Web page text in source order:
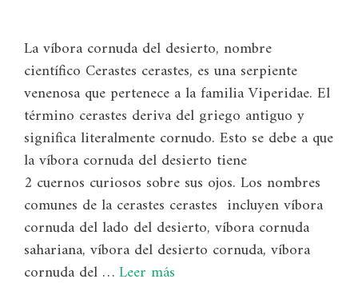
La víbora cornuda del desierto, nombre
científico Cerastes cerastes, es una serpiente
venenosa que pertenece a la familia Viperidae. El
término cerastes deriva del griego antiguo y
significa literalmente cornudo. Esto se debe a que
la víbora cornuda del desierto tiene
2 cuernos curiosos sobre sus ojos. Los nombres
comunes de la cerastes cerastes incluyen víbora
cornuda del lado del desierto, víbora cornuda
sahariana, víbora del desierto cornuda, víbora
cornuda del …Leer más